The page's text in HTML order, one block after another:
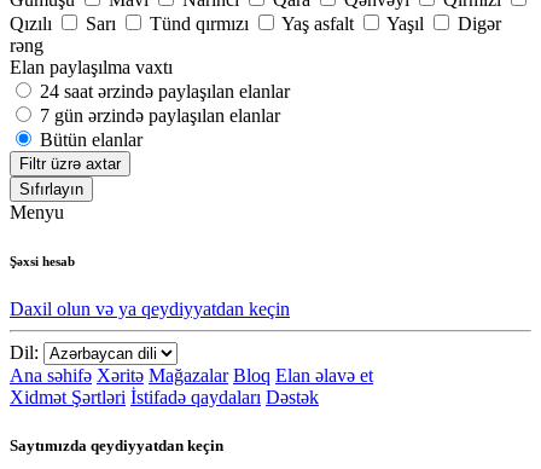
Qızılı
Sarı Tünd qırmızı Yaş asfalt Yaşıl
Digər
rəng
Elan paylaşılma vaxtı
24 saat ərzində paylaşılan elanlar
7 gün ərzində paylaşılan elanlar
Bütün elanlar
Filtr üzrə axtar
Sıfırlayın
Menyu
Şəxsi hesab
Daxil olun və ya qeydiyyatdan keçin
Dil:
Ana səhifə Xəritə Mağazalar Bloq Elan əlavə et
Xidmət Şərtləri İstifadə qaydaları Dəstək
Saytımızda qeydiyyatdan keçin